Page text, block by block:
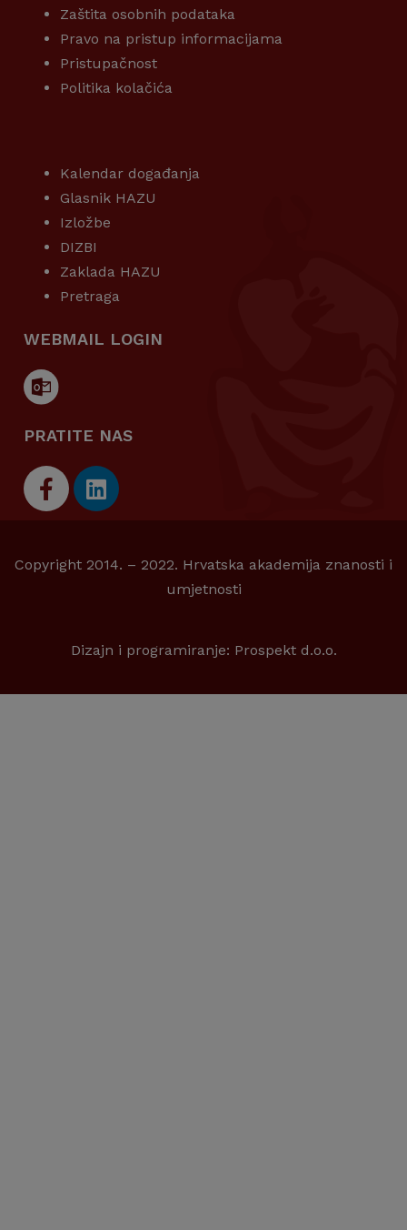
Zaštita osobnih podataka
Pravo na pristup informacijama
Pristupačnost
Politika kolačića
Kalendar događanja
Glasnik HAZU
Izložbe
DIZBI
Zaklada HAZU
Pretraga
WEBMAIL LOGIN
PRATITE NAS
Copyright 2014. – 2022. Hrvatska akademija znanosti i
umjetnosti
Dizajn i programiranje: Prospekt d.o.o.